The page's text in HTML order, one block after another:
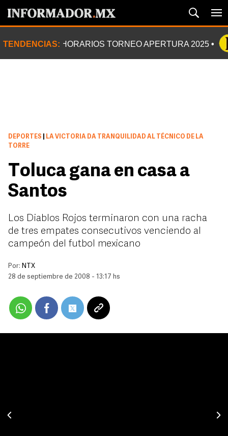
TENDENCIAS: HORARIOS TORNEO APERTURA 2025
DEPORTES
LA VICTORIA DA TRANQUILIDAD AL TÉCNICO DE LA
TORRE
Toluca gana en casa a
Santos
Los Diablos Rojos terminaron con una racha
de tres empates consecutivos venciendo al
campeón del futbol mexicano
Por: NTX
28 de septiembre de 2008 - 13:17 hs